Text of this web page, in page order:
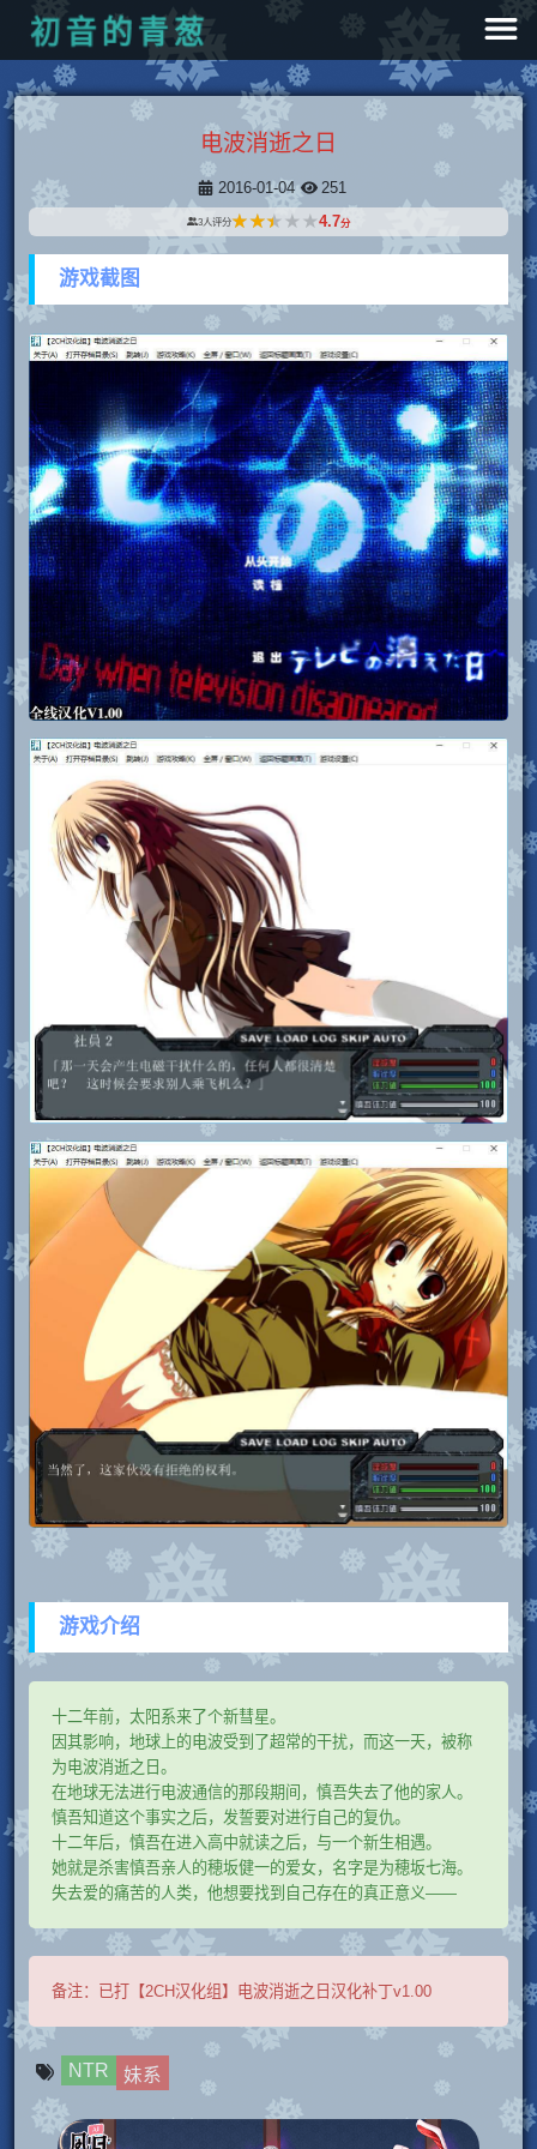
初 音 的 青 葱
电波消逝之日
2016-01-04 251
3 人评分★★★★★
★★★★★4.7分
游戏截图
游戏介绍
十二年前，太阳系来了个新彗星。
因其影响，地球上的电波受到了超常的干扰，而这一天，被称
为电波消逝之日。
在地球无法进行电波通信的那段期间，慎吾失去了他的家人。
慎吾知道这个事实之后，发誓要对进行自己的复仇。
十二年后，慎吾在进入高中就读之后，与一个新生相遇。
她就是杀害慎吾亲人的穂坂健一的爱女，名字是为穂坂七海。
失去爱的痛苦的人类，他想要找到自己存在的真正意义——
备注： 已打【2CH汉化组】电波消逝之日汉化补丁v1.00
NTR 妹系